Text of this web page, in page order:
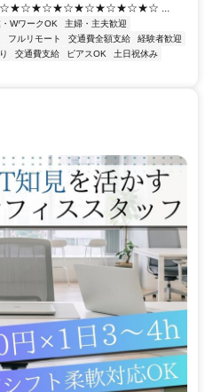
...
WワークOK
主婦・主夫歓迎
フルリモート 交通費全額支給
経験者歓迎
交通費支給 ピアスOK
土日祝休み